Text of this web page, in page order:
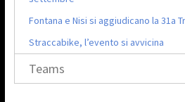
Fontana e Nisi si aggiudicano la 31a
Straccabike, l’evento si avvicina
Teams